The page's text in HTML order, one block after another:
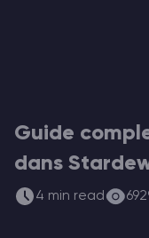
Guide
dans
4 min read